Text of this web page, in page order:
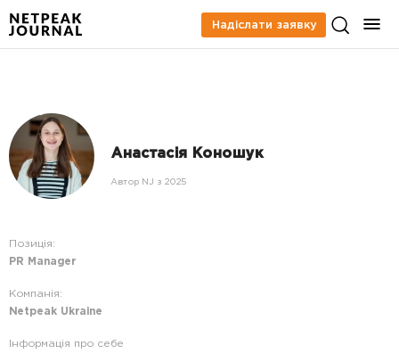
Надіслати заявку
Анастасія Коношук
Автор NJ з 2025
Позиція:
PR Manager
Компанія:
Netpeak Ukraine
Інформація про себе